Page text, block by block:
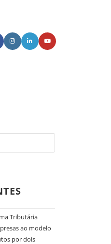
Tributária
ao modelo
por dois